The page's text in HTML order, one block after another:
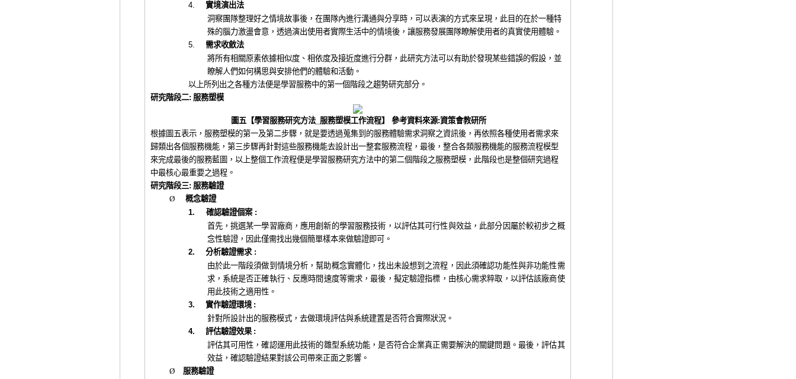
4.
實境演出法
洞察團隊整理好之情境故事後，在團隊內進行溝通與分享時，可以表演的方式來呈現，此目的在於一種特
殊的腦力激盪會意， 透過演出使用者實際生活中的情境後，讓服務發展團隊瞭解使用者的真實使用體驗。
5.
需求收斂法
將所有相關原素依據相似度、相依度及接近度進行分群，此研究方法可以有助於發現某些錯誤的假設，並
瞭解人們如何構思與安排他們的體驗和活動。
以上所列出之各種方法便是學習服務中的第一個階段之趨勢研究部分。
研究階段二: 服務塑模
圖五【學習服務研究方法 服務塑模工作流程】 參考資料來源:資策會教研所
根據圖五表示，服務塑模的第一及第二步驟，就是要透過蒐集到的服務體驗需求洞察之資訊後，再依照各種使用者需求來
歸類出各個服務機能，第三步驟再針對這些服務機能去設計出一整套服務流程，最後，整合各類服務機能的服務流程模型
來完成最後的服務藍圖， 以上整個工作流程便是學習服務研究方法中的第二個階段之服務塑模，此階段也是整個研究過程
中最核心最重要之過程。
研究階段三: 服務驗證
Ø
概念驗證
1.
確認驗證個案:
首先，挑選某一學習廠商，應用創新的學習服務技術，以評估其可行性與效益，此部分因屬於較初步之概
念性驗證， 因此僅需找出幾個簡單樣本來做驗證即可。
2.
分析驗證需求:
由於此一階段須做到情境分析，幫助概念實體化，找出未設想到之流程，因此須確認功能性與非功能性需
求， 系統是否正確執行、反應時間速度等需求，最後，擬定驗證指標，由核心需求粹取，以評估該廠商使
用此技術之適用性。
3.
實作驗證環境 :
針對所設計出的服務模式， 去做環境評估與系統建置是否符合實際狀況。
4.
評估驗證效果 :
評估其可用性 ，確認運用此技術的雛型系統功能，是否符合企業真正需要解決的關鍵問題。最後，評估其
效益， 確認驗證結果對該公司帶來正面之影響。
Ø
服務驗證